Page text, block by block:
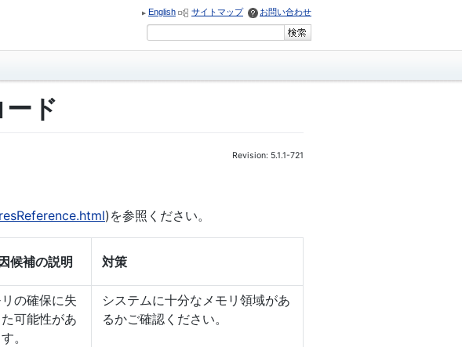
English サイトマップ お問い合わせ
ド
Revision: 5.1.1-721
)を参照ください。
候補の説明 対策
の確保に失
可能性があ
。
システムに十分なメモリ領域があ
るかご確認ください。